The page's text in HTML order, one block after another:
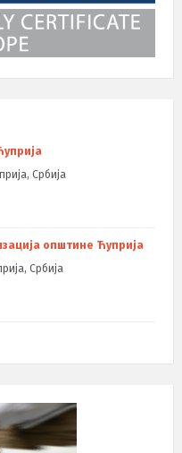
Србија
општине Ћуприја
Србија